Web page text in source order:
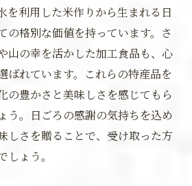
を利用した米作りから生まれる日
の格別な価値を持っています。さ
山の幸を活かした加工食品も、心
ばれています。これらの特産品を
の豊かさと美味しさを感じてもら
う。日ごろの感謝の気持ちを込め
しさを贈ることで、受け取った方
ょう。